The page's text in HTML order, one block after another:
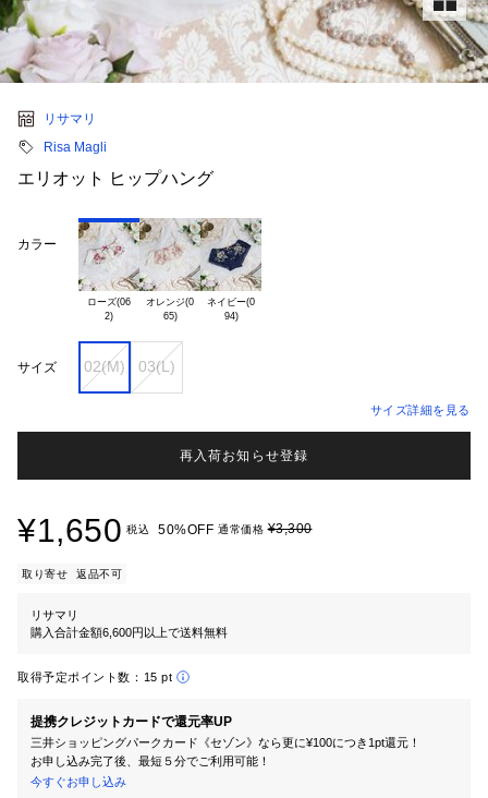
リサマリ
Risa Magli
エリオット ヒップハング
カラー
ローズ(06
オレンジ(0
65)
ネイビー(0
94)
サイズ 02(M) 03(L)
サイズ詳細を見る
再入荷お知らせ登録
¥1,650 税込 50%OFF 通常価格¥3,300
取り寄せ 返品不可
リサマリ
購入合計金額6,600円以上で送料無料
取得予定ポイント数： 15 pt
提携クレジットカードで還元率UP
三井ショッピングパークカード《セゾン》なら更に¥100につき1pt還元！
お申し込み完了後、最短５分でご利用可能！
今すぐお申し込み